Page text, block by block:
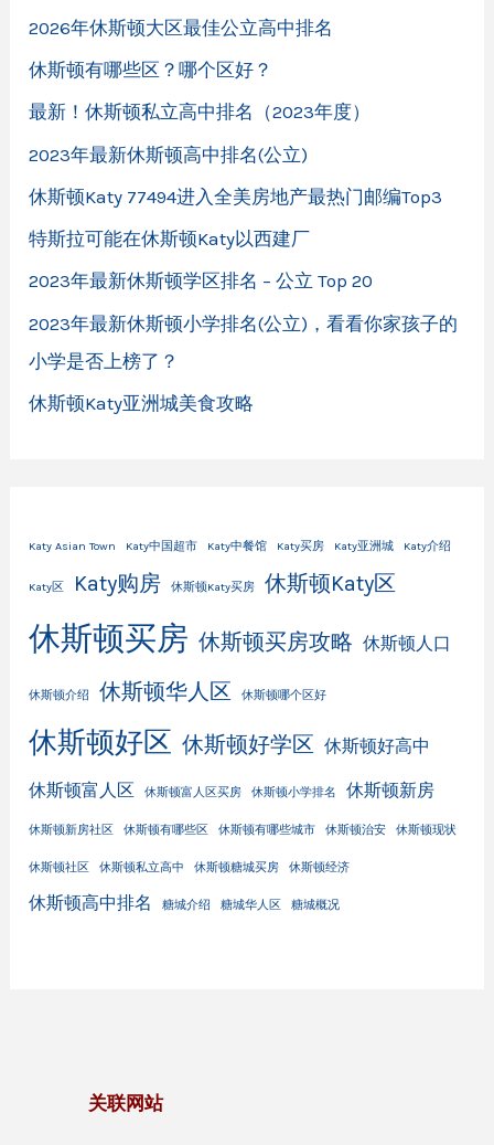
2026年休斯顿大区最佳公立高中排名
休斯顿有哪些区？哪个区好？
最新！休斯顿私立高中排名（2023年度）
2023年最新休斯顿高中排名(公立)
休斯顿Katy 77494进入全美房地产最热门邮编Top3
特斯拉可能在休斯顿Katy以西建厂
2023年最新休斯顿学区排名 – 公立 Top 20
2023年最新休斯顿小学排名(公立)，看看你家孩子的
小学是否上榜了？
休斯顿Katy亚洲城美食攻略
Katy Asian Town Katy中国超市 Katy中餐馆 Katy买房 Katy亚洲城 Katy介绍
Katy区 Katy购房 休斯顿Katy买房 休斯顿Katy区
休斯顿买房 休斯顿买房攻略 休斯顿人口
休斯顿介绍 休斯顿华人区 休斯顿哪个区好
休斯顿好区 休斯顿好学区 休斯顿好高中
休斯顿富人区 休斯顿富人区买房 休斯顿小学排名 休斯顿新房
休斯顿新房社区 休斯顿有哪些区 休斯顿有哪些城市 休斯顿治安 休斯顿现状
休斯顿社区 休斯顿私立高中 休斯顿糖城买房 休斯顿经济
休斯顿高中排名 糖城介绍 糖城华人区 糖城概况
关联网站